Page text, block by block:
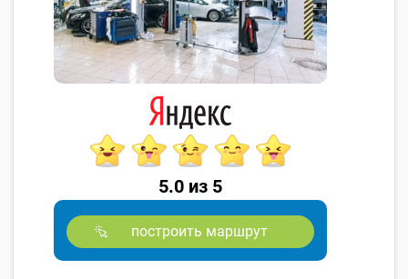
5.0 из 5
построить маршрут